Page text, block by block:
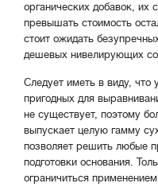
органических добавок, их
превышать стоимость
стоит ожидать
дешевых нивелирующих
Следует иметь в виду, что
пригодных для
не существует, поэтому
выпускает целую гамму
позволяет решить любые
подготовки основания.
ограничиться